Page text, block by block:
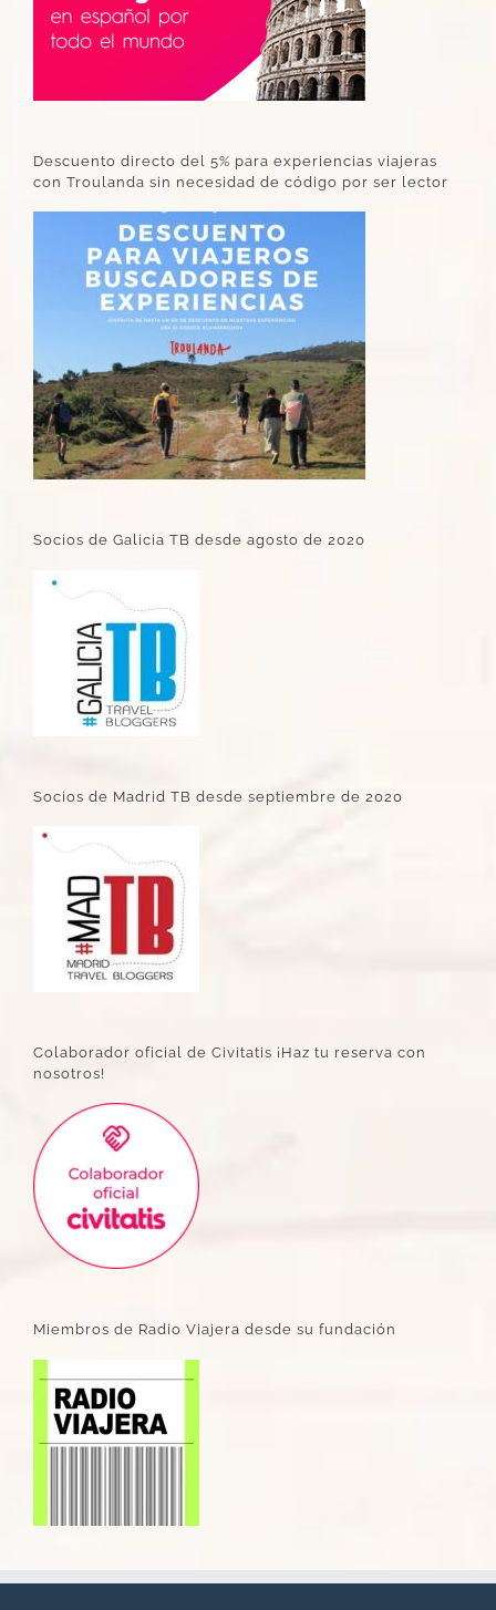
Descuento directo del 5% para experiencias viajeras
con Troulanda sin necesidad de código por ser lector
Socios de Galicia TB desde agosto de 2020
Socios de Madrid TB desde septiembre de 2020
Colaborador oficial de Civitatis ¡Haz tu reserva con
nosotros!
Miembros de Radio Viajera desde su fundación